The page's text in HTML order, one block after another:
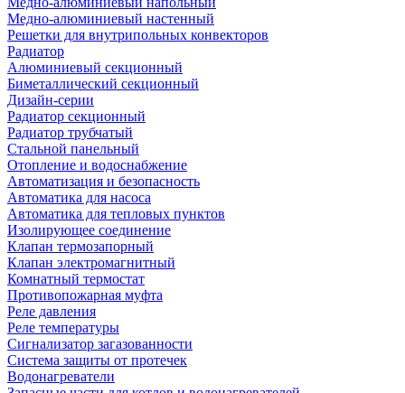
Медно-алюминиевый настенный
Решетки для внутрипольных конвекторов
Радиатор
Алюминиевый секционный
Биметаллический секционный
Дизайн-серии
Радиатор секционный
Радиатор трубчатый
Стальной панельный
Отопление и водоснабжение
Автоматизация и безопасность
Автоматика для насоса
Автоматика для тепловых пунктов
Изолирующее соединение
Клапан термозапорный
Клапан электромагнитный
Комнатный термостат
Противопожарная муфта
Реле давления
Реле температуры
Сигнализатор загазованности
Система защиты от протечек
Водонагреватели